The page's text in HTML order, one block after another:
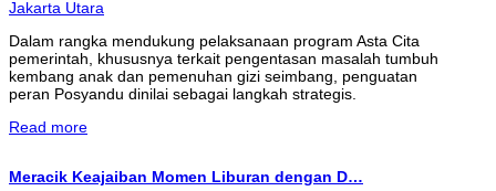
Dalam rangka mendukung pelaksanaan program Asta Cita
pemerintah, khususnya terkait pengentasan masalah tumbuh
kembang anak dan pemenuhan gizi seimbang, penguatan
peran Posyandu dinilai sebagai langkah strategis.
Read more
Meracik Keajaiban Momen Liburan dengan D…